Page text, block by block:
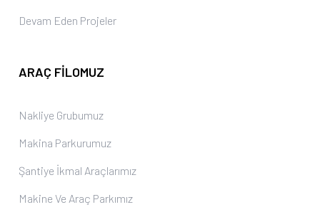
Devam Eden Projeler
ARAÇ FILOMUZ
Nakliye Grubumuz
Makina Parkurumuz
Şantiye İkmal Araçlarımız
Makine Ve Araç Parkımız